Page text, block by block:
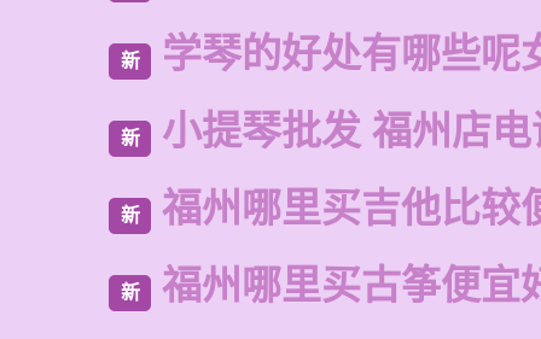
新 学琴的好处有哪些呢
新 小提琴批发 福州店
新 福州哪里买吉他比较
新 福州哪里买古筝便宜